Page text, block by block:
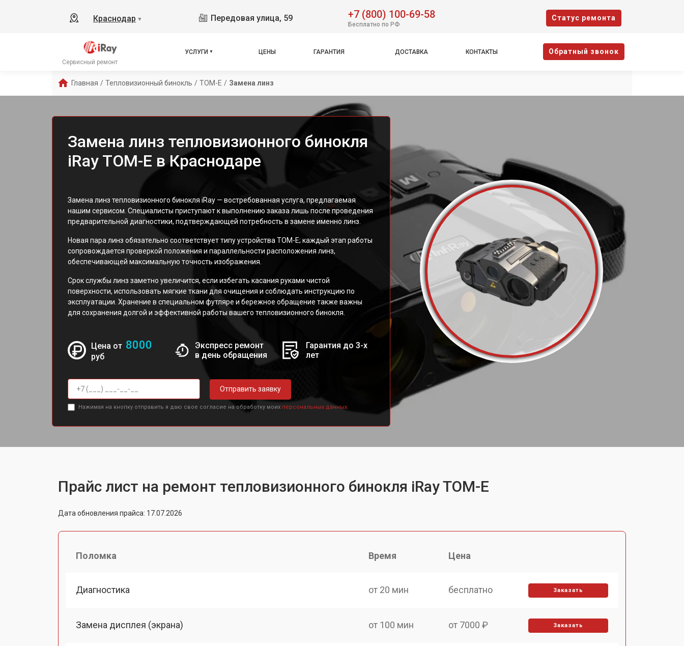
Краснодар ▼ Передовая улица, 59 +7 (800) 100-69-58
Бесплатно по РФ
Cтатус ремонта
Сервисный ремонт
УСЛУГИ ЦЕНЫ ГАРАНТИЯ ДОСТАВКА КОНТАКТЫ Oбратный звонок
Главная / Тепловизионный бинокль / TOM-E / Замена линз
Замена линз тепловизионного бинокля
iRay TOM-E в Краснодаре
Замена линз тепловизионного бинокля iRay — востребованная услуга, предлагаемая
нашим сервисом. Специалисты приступают к выполнению заказа лишь после проведения
предварительной диагностики, подтверждающей потребность в замене именно линз.
Новая пара линз обязательно соответствует типу устройства TOM-E; каждый этап работы
сопровождается проверкой положения и параллельности расположения линз,
обеспечивающей максимальную точность изображения.
Срок службы линз заметно увеличится, если избегать касания руками чистой
поверхности, использовать мягкие ткани для очищения и соблюдать инструкцию по
эксплуатации. Хранение в специальном футляре и бережное обращение также важны
для сохранения долгой и эффективной работы вашего тепловизионного бинокля.
Цена от 8000
руб
Экспресс ремонт
в день обращения
Гарантия до 3-х
лет
Отправить заявку
Нажимая на кнопку отправить я даю свое согласие на обработку моих персональных данных.
Прайс лист на ремонт тепловизионного бинокля iRay TOM-E
Дата обновления прайса: 17.07.2026
Поломка Время Цена
Диагностика от 20 мин бесплатно Заказать
Замена дисплея (экрана) от 100 мин от 7000 ₽ Заказать